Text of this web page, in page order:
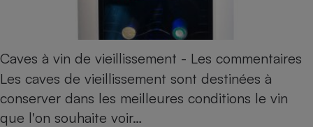
Caves à vin de vieillissement - Les commentaires
Les caves de vieillissement sont destinées à
conserver dans les meilleures conditions le vin
que l'on souhaite voir…